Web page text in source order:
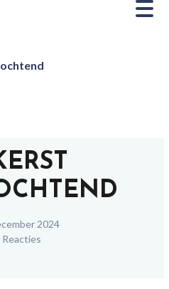
2024
Reacties